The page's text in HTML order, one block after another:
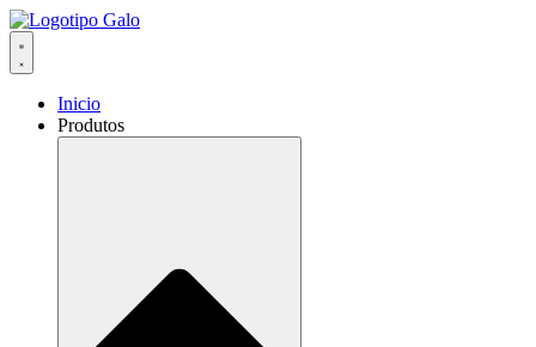
Inicio
Produtos